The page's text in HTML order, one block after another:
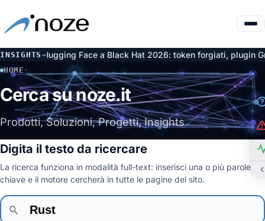
INSIGHTS→
e Hugging Face a Black Hat 2026: token forgiati, plugin
HOME ·
CERCA
Cerca su noze.it
Prodotti, Soluzioni, Progetti, Insights
Digita il testo da ricercare
La ricerca funziona in modalità full-text: inserisci una o più parole
chiave e il motore cercherà in tutte le pagine del sito.